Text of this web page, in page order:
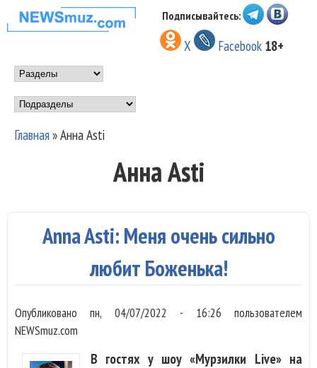
Перейти к основному
содержанию
НОВОСТИ
МУЗЫКИ И
ШОУ БИЗНЕСА
NEWSMUZ.COM
Подписывайтесь:
X Facebook 18+
Main menu
Подразделы
Главная»Анна Asti
Анна Asti
Anna Asti: Меня очень сильно
любит Боженька!
Опубликованопн, 04/07/2022 - 16:26 пользователем
NEWSmuz.com
В гостях у шоу «Мурзилки Live» на